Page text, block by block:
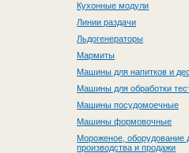
Кухонные модули
Линии раздачи
Льдогенераторы
Мармиты
Машины для напитков и
Машины для обработки
Машины посудомоечные
Машины формовочные
Мороженое, оборудование
производства и продажи